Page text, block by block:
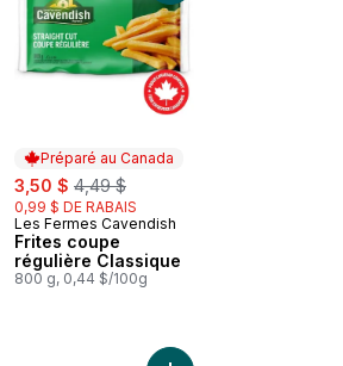
Préparé au Canada
sale:
3,50 $ , formerly:
4,49 $
0,99 $ DE RABAIS
Préparé au Canada
Les Fermes Cavendish
Frites coupe
régulière Classique
800 g, 0,44 $/100g